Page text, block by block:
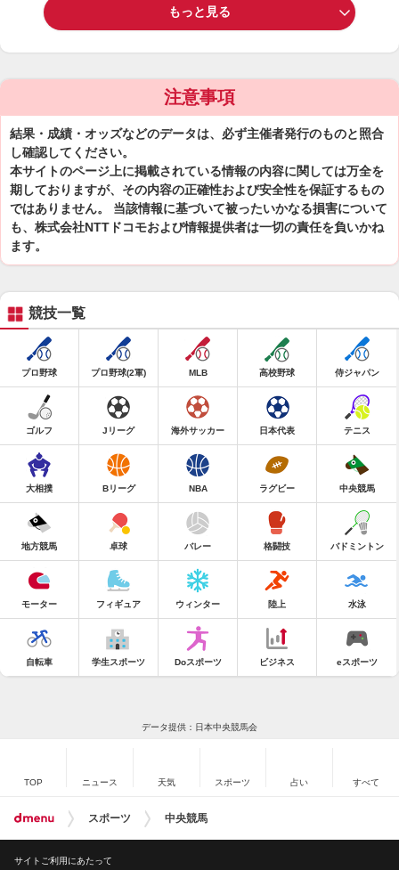
もっと見る
注意事項
結果・成績・オッズなどのデータは、必ず主催者発行のものと照合
し確認してください。
本サイトのページ上に掲載されている情報の内容に関しては万全を
期しておりますが、その内容の正確性および安全性を保証するもの
ではありません。 当該情報に基づいて被ったいかなる損害について
も、株式会社NTTドコモおよび情報提供者は一切の責任を負いかね
ます。
競技一覧
プロ野球 プロ野球(2軍) MLB 高校野球 侍ジャパン
ゴルフ Jリーグ 海外サッカー 日本代表 テニス
大相撲 Bリーグ NBA ラグビー 中央競馬
地方競馬 卓球 バレー 格闘技 バドミントン
モーター フィギュア ウィンター 陸上 水泳
自転車 学生スポーツ Doスポーツ ビジネス eスポーツ
データ提供：日本中央競馬会
TOP ニュース 天気 スポーツ 占い すべて
スポーツ 中央競馬
サイトご利用にあたって